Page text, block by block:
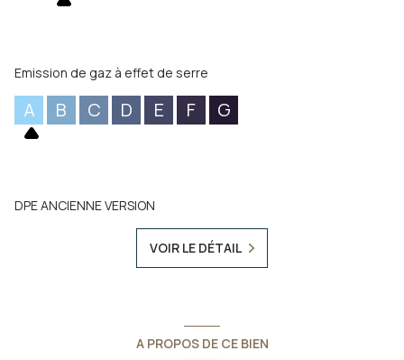
Emission de gaz à effet de serre
A B C D E F G
DPE ANCIENNE VERSION
VOIR LE DÉTAIL
A PROPOS DE CE BIEN